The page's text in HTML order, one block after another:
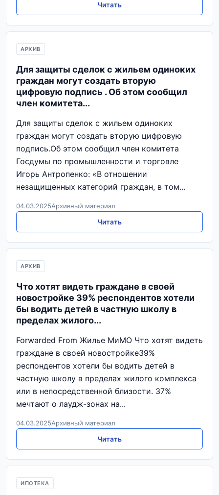
Читать
АРХИВ
Для защиты сделок с жильем одиноких
граждан могут создать вторую
цифровую подпись . Об этом сообщил
член комитета...
Для защиты сделок с жильем одиноких
граждан могут создать вторую цифровую
подпись.Об этом сообщил член комитета
Госдумы по промышленности и торговле
Игорь Антропенко: «В отношении
незащищенных категорий граждан, в том...
04.03.2025Архивный материал
Читать
АРХИВ
Что хотят видеть граждане в своей
новостройке 39% респондентов хотели
бы водить детей в частную школу в
пределах жилого...
Forwarded From Жилье МиМО Что хотят видеть
граждане в своей новостройке39%
респондентов хотели бы водить детей в
частную школу в пределах жилого комплекса
или в непосредственной близости. 37%
мечтают о лаудж-зонах на...
04.03.2025Архивный материал
Читать
ИПОТЕКА